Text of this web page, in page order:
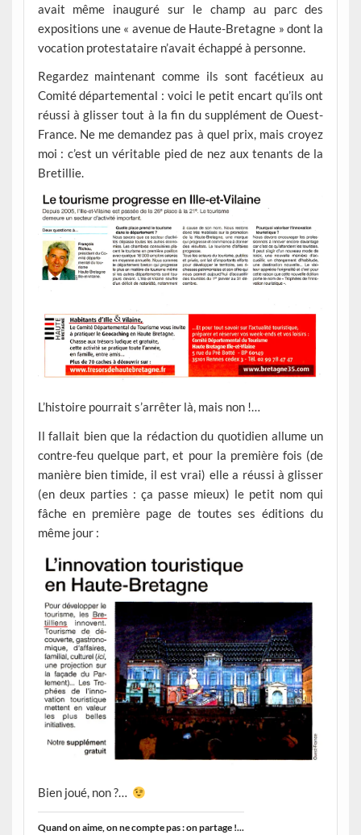
avait même inauguré sur le champ au parc des
expositions une « avenue de Haute-Bretagne » dont la
vocation protestataire n’avait échappé à personne.
Regardez maintenant comme ils sont facétieux au
Comité départemental : voici le petit encart qu’ils ont
réussi à glisser tout à la fin du supplément de Ouest-
France. Ne me demandez pas à quel prix, mais croyez
moi : c’est un véritable pied de nez aux tenants de la
Bretillie.
L’histoire pourrait s’arrêter là, mais non !…
Il fallait bien que la rédaction du quotidien allume un
contre-feu quelque part, et pour la première fois (de
manière bien timide, il est vrai) elle a réussi à glisser
(en deux parties : ça passe mieux) le petit nom qui
fâche en première page de toutes ses éditions du
même jour :
Bien joué, non ?…
Quand on aime, on ne compte pas : on partage !...